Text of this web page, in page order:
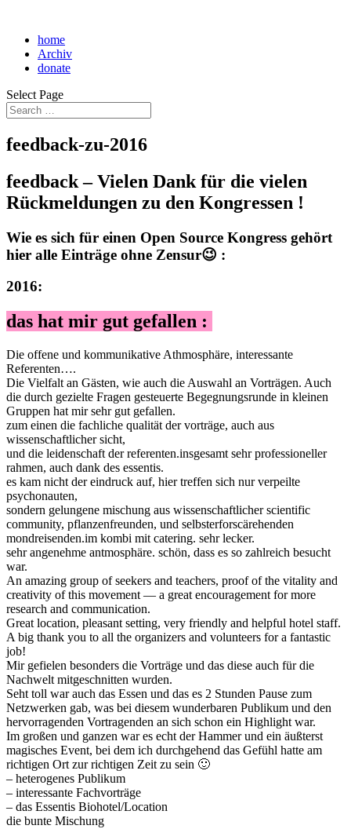
home
Archiv
donate
Select Page
feedback-zu-2016
feedback – Vielen Dank für die vielen
Rückmeldungen zu den Kongressen !
Wie es sich für einen Open Source Kongress gehört
hier alle Einträge ohne Zensur😉 :
2016:
das hat mir gut gefallen :
Die offene und kommunikative Athmosphäre, interessante
Referenten….
Die Vielfalt an Gästen, wie auch die Auswahl an Vorträgen. Auch
die durch gezielte Fragen gesteuerte Begegnungsrunde in kleinen
Gruppen hat mir sehr gut gefallen.
zum einen die fachliche qualität der vorträge, auch aus
wissenschaftlicher sicht,
und die leidenschaft der referenten.insgesamt sehr professioneller
rahmen, auch dank des essentis.
es kam nicht der eindruck auf, hier treffen sich nur verpeilte
psychonauten,
sondern gelungene mischung aus wissenschaftlicher scientific
community, pflanzenfreunden, und selbsterforscärehenden
mondreisenden.im kombi mit catering. sehr lecker.
sehr angenehme antmosphäre. schön, dass es so zahlreich besucht
war.
An amazing group of seekers and teachers, proof of the vitality and
creativity of this movement — a great encouragement for more
research and communication.
Great location, pleasant setting, very friendly and helpful hotel staff.
A big thank you to all the organizers and volunteers for a fantastic
job!
Mir gefielen besonders die Vorträge und das diese auch für die
Nachwelt mitgeschnitten wurden.
Seht toll war auch das Essen und das es 2 Stunden Pause zum
Netzwerken gab, was bei diesem wunderbaren Publikum und den
hervorragenden Vortragenden an sich schon ein Highlight war.
Im großen und ganzen war es echt der Hammer und ein äußterst
magisches Event, bei dem ich durchgehend das Gefühl hatte am
richtigen Ort zur richtigen Zeit zu sein 🙂
– heterogenes Publikum
– interessante Fachvorträge
– das Essentis Biohotel/Location
die bunte Mischung